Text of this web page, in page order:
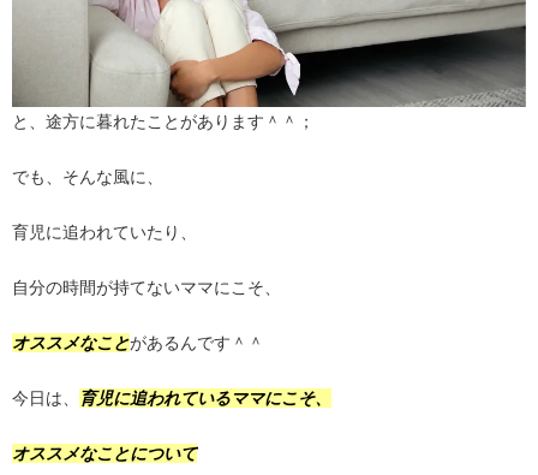
と、途方に暮れたことがあります＾＾；
でも、そんな風に、
育児に追われていたり、
自分の時間が持てないママにこそ、
オススメなことがあるんです＾＾
今日は、 育児に追われているママにこそ、
オススメなことについて